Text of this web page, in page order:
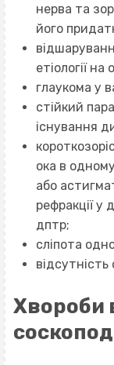
нерва та
його
етіології на
глаукома у
стійкий
існування
ока в
або
рефракції у
дптр;
сліпота
Хвороби